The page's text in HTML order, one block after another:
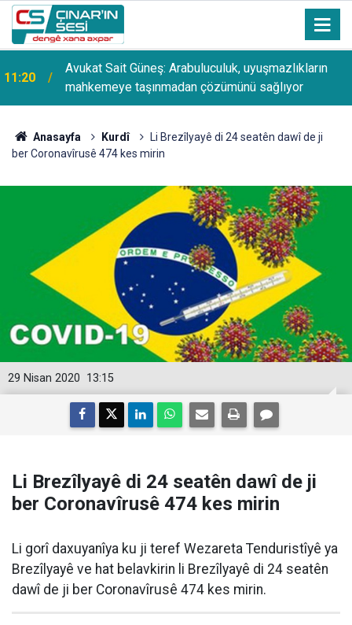
11:20
Avukat Sait Güneş: Arabuluculuk, uyuşmazlıkların
mahkemeye taşınmadan çözümünü sağlıyor
Anasayfa Kurdî
Li Brezîlyayê di 24 seatên dawî de ji
ber Coronavîrusê 474 kes mirin
13:15
29 Nisan 2020
Li Brezîlyayê di 24 seatên dawî de ji
ber Coronavîrusê 474 kes mirin
Li gorî daxuyanîya ku ji teref Wezareta Tenduristîyê ya
Brezîlyayê ve hat belavkirin li Brezîlyayê di 24 seatên
dawî de ji ber Coronavîrusê 474 kes mirin.